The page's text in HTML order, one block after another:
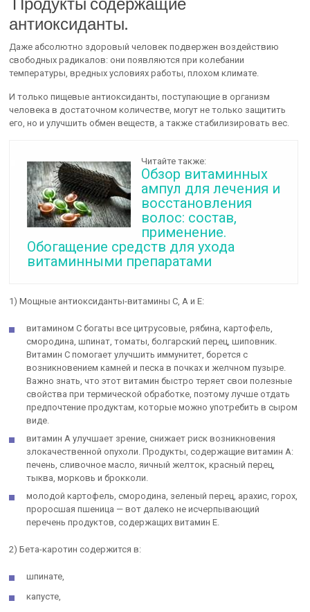
антиоксиданты.
Даже абсолютно здоровый человек подвержен воздействию
свободных радикалов: они появляются при колебании
температуры, вредных условиях работы, плохом климате.
И только пищевые антиоксиданты, поступающие в организм
человека в достаточном количестве, могут не только защитить
его, но и улучшить обмен веществ, а также стабилизировать вес.
Читайте также:
Обзор витаминных
ампул для лечения и
восстановления
волос: состав,
применение.
Обогащение средств для ухода
витаминными препаратами
1) Мощные антиоксиданты-витамины С, А и Е:
витамином С богаты все цитрусовые, рябина, картофель,
смородина, шпинат, томаты, болгарский перец, шиповник.
Витамин С помогает улучшить иммунитет, борется с
возникновением камней и песка в почках и желчном пузыре.
Важно знать, что этот витамин быстро теряет свои полезные
свойства при термической обработке, поэтому лучше отдать
предпочтение продуктам, которые можно употребить в сыром
виде.
витамин А улучшает зрение, снижает риск возникновения
злокачественной опухоли. Продукты, содержащие витамин А:
печень, сливочное масло, яичный желток, красный перец,
тыква, морковь и брокколи.
молодой картофель, смородина, зеленый перец, арахис, горох,
проросшая пшеница — вот далеко не исчерпывающий
перечень продуктов, содержащих витамин Е.
2) Бета-каротин содержится в:
шпинате,
капусте,